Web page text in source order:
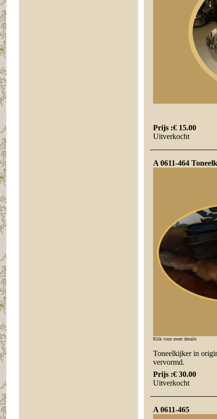
Prijs :€ 15.00
Uitverkocht
A 0611-464
Klik voor meer details
Toneelkijker in
vervormd.
Prijs :€ 30.00
Uitverkocht
A 0611-465